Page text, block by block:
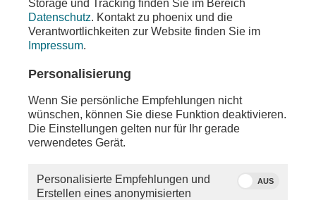
Storage und Tracking finden Sie im Bereich
Datenschutz. Kontakt zu phoenix und die
Verantwortlichkeiten zur Website finden Sie im
Impressum.
Personalisierung
Wenn Sie persönliche Empfehlungen nicht
wünschen, können Sie diese Funktion deaktivieren.
Die Einstellungen gelten nur für Ihr gerade
verwendetes Gerät.
Personalisierte Empfehlungen und
Erstellen eines anonymisierten
AUS